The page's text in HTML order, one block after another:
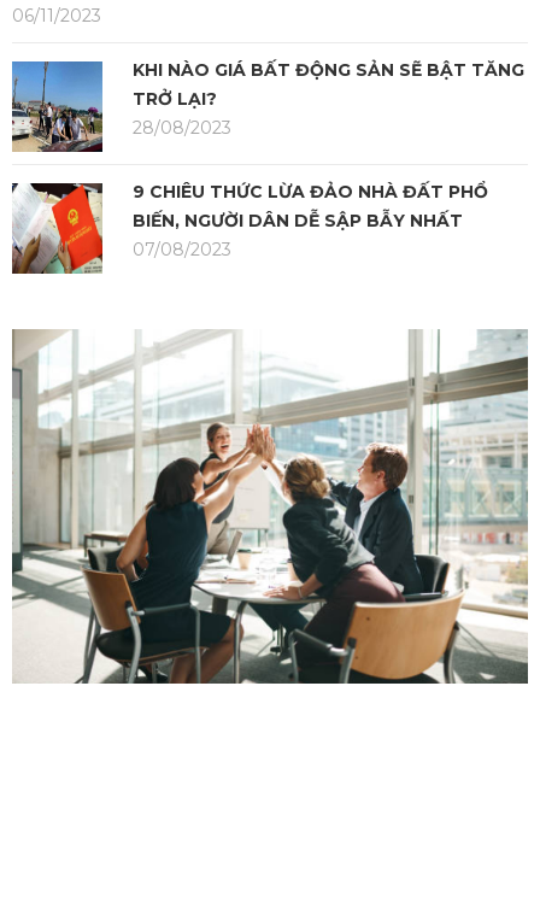
06/11/2023
KHI NÀO GIÁ BẤT ĐỘNG SẢN SẼ BẬT TĂNG
TRỞ LẠI?
28/08/2023
9 CHIÊU THỨC LỪA ĐẢO NHÀ ĐẤT PHỔ
BIẾN, NGƯỜI DÂN DỄ SẬP BẪY NHẤT
07/08/2023